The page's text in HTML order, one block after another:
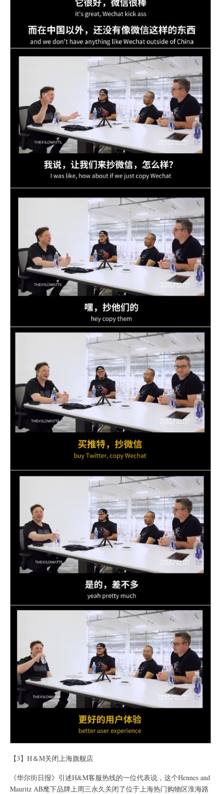
【3】H＆M关闭上海旗舰店
《华尔街日报》引述H&M客服热线的一位代表说，这个Hennes and
Mauritz AB麾下品牌上周三永久关闭了位于上海热门购物区淮海路